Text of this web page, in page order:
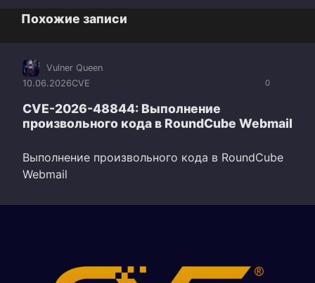
Похожие записи
0
Vulner Queen
10.06.2026CVE
CVE-2026-48844: Выполнение
произвольного кода в RoundCube Webmail
Выполнение произвольного кода в RoundCube
Webmail